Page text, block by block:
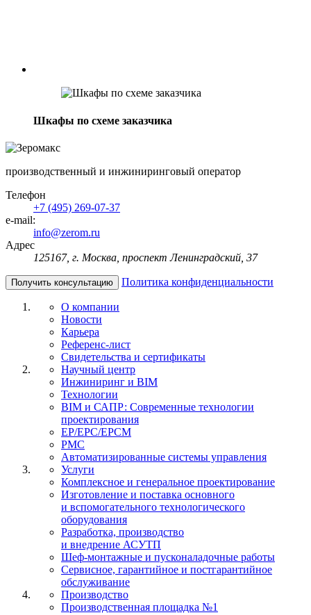
Шкафы по схеме заказчика
производственный и инжиниринговый оператор
Телефон
+7 (495) 269-07-37
e-mail:
info@zerom.ru
Адрес
125167, г. Москва, проспект Ленинградский, 37
Получить консультацию Политика конфиденциальности
О компании
Новости
Карьера
Референс-лист
Свидетельства и сертификаты
Научный центр
Инжиниринг и BIM
Технологии
BIM и САПР: Современные технологии
проектирования
EP/EPC/EPCM
PMC
Автоматизированные системы управления
Услуги
Комплексное и генеральное проектирование
Изготовление и поставка основного
и вспомогательного технологического
оборудования
Разработка, производство
и внедрение АСУТП
Шеф-монтажные и пусконаладочные работы
Сервисное, гарантийное и постгарантийное
обслуживание
Производство
Производственная площадка №1